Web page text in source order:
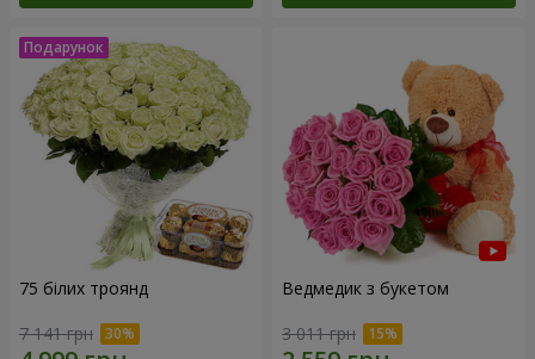
75 білих троянд
7 141 грн
Ведмедик з букетом
3 011 грн